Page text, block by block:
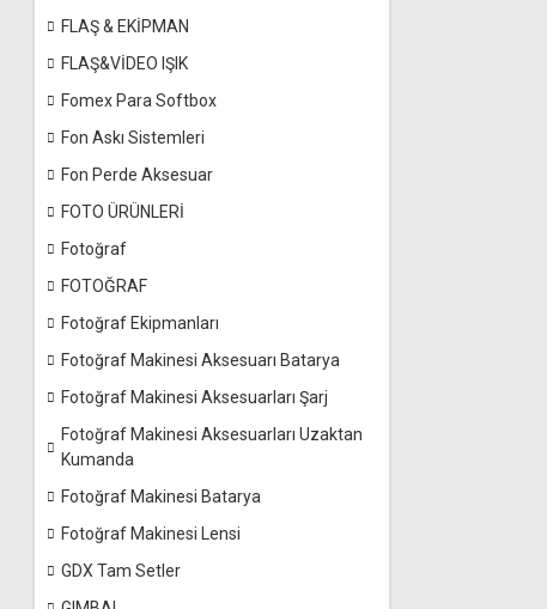
FLAŞ & EKİPMAN
FLAŞ&VİDEO IŞIK
Fomex Para Softbox
Fon Askı Sistemleri
Fon Perde Aksesuar
FOTO ÜRÜNLERİ
Fotoğraf
FOTOĞRAF
Fotoğraf Ekipmanları
Fotoğraf Makinesi Aksesuarı Batarya
Fotoğraf Makinesi Aksesuarları Şarj
Fotoğraf Makinesi Aksesuarları Uzaktan
Kumanda
Fotoğraf Makinesi Batarya
Fotoğraf Makinesi Lensi
GDX Tam Setler